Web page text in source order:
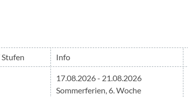
Info
17.08.2026 - 21.08.2026
Sommerferien, 6. Woche